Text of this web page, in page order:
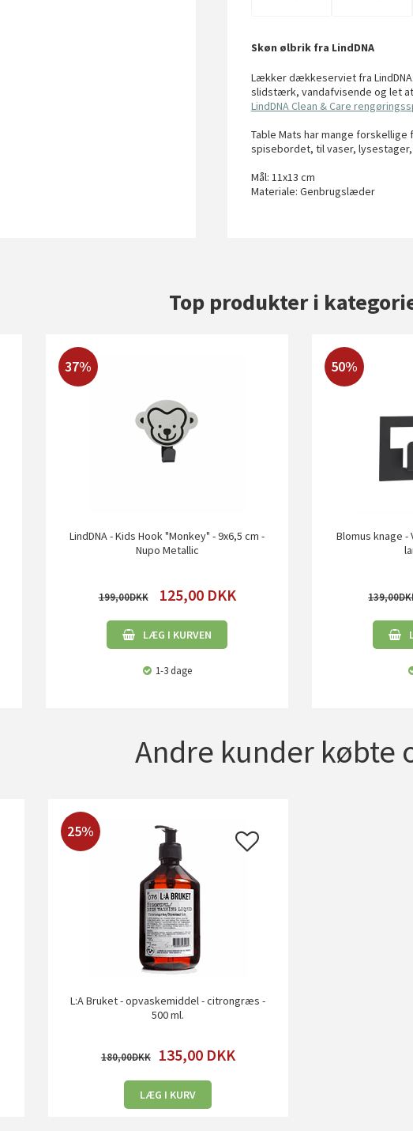
Skøn ølbrik fra LindDNA
Lækker dækkeserviet fra
slidstærk, vandafvisende og let
LindDNA Clean & Care
Table Mats har mange
spisebordet, til vaser,
Mål: 11x13 cm
Materiale: Genbrugslæder
Top produkter i
37%
LindDNA - Kids Hook "Monkey" - 9x6,5 cm -
Nupo Metallic
199,00 125,00 DKK
LÆG I KURVEN
1-3 dage
50%
Blomus knage -
139,00
Andre kunder købte
25%
L:A Bruket - opvaskemiddel - citrongræs -
500 ml.
180,00 135,00 DKK
LÆG I KURV